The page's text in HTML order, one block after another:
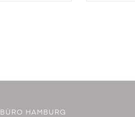
BÜRO HAMBURG